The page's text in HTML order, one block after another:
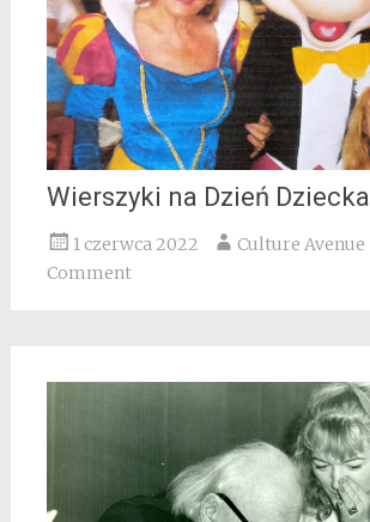
Wierszyki na Dzień Dziecka
1 czerwca 2022 Culture Avenue
Comment